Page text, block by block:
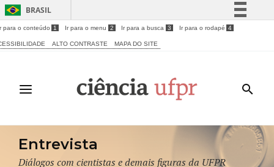
BRASIL
Simplifique!
Acesso à informação
Legislação
para o conteúdo 1 Ir para o menu 2 Ir para a busca 3 Ir para o rodapé 4
ALTO CONTRASTE MAPA DO SITE
Entrevista
Diálogos com cientistas e demais figuras da UFPR